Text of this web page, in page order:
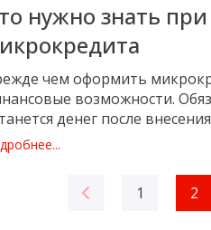
нужно знать
чем оформить
возможности.
денег после
1 2